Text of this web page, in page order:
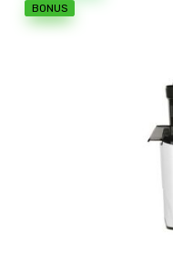
BONUS